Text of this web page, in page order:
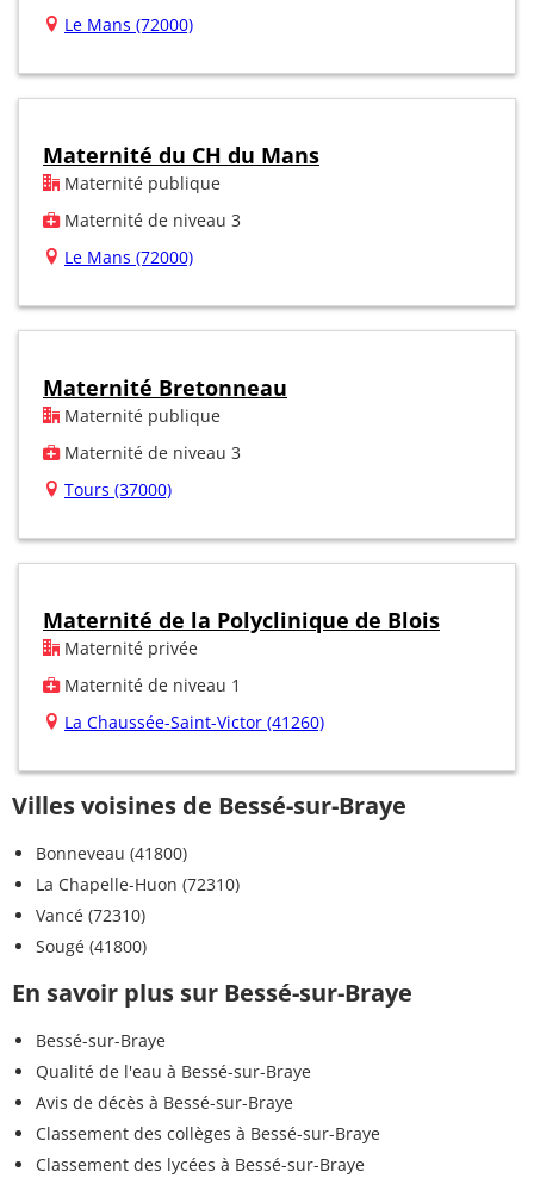
Le Mans (72000)
Maternité du CH du Mans
Maternité publique
Maternité de niveau 3
Le Mans (72000)
Maternité Bretonneau
Maternité publique
Maternité de niveau 3
Tours (37000)
Maternité de la Polyclinique de Blois
Maternité privée
Maternité de niveau 1
La Chaussée-Saint-Victor (41260)
Villes voisines de Bessé-sur-Braye
Bonneveau (41800)
La Chapelle-Huon (72310)
Vancé (72310)
Sougé (41800)
En savoir plus sur Bessé-sur-Braye
Bessé-sur-Braye
Qualité de l'eau à Bessé-sur-Braye
Avis de décès à Bessé-sur-Braye
Classement des collèges à Bessé-sur-Braye
Classement des lycées à Bessé-sur-Braye